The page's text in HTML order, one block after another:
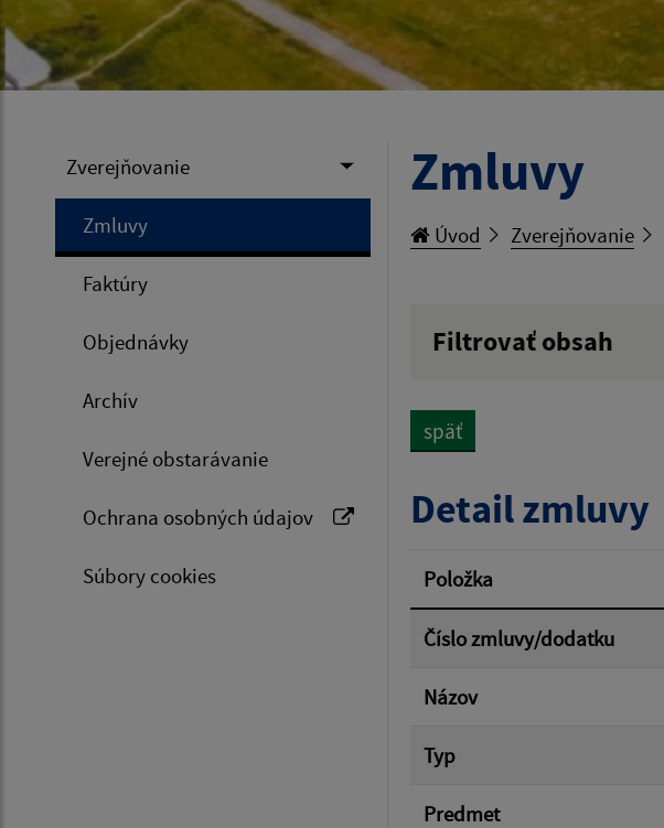
Zverejňovanie
Zmluvy
Faktúry
Objednávky
Archív
Verejné obstarávanie
Ochrana osobných údajov
Súbory cookies
Zmluvy
Úvod Zverejňovanie
Filtrovať obsah
Suma od:
späť
Detail zmluvy
Položka
Číslo zmluvy/dodatku
Názov
Typ
Predmet